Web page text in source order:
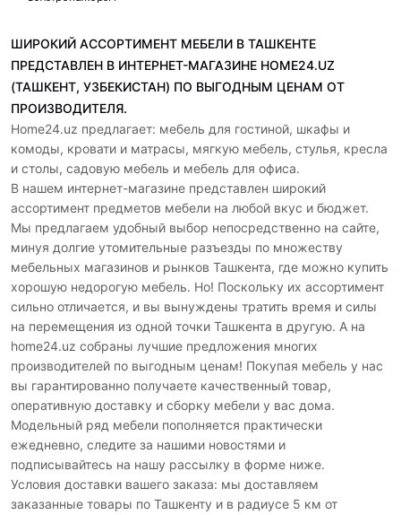
ШИРОКИЙ АССОРТИМЕНТ МЕБЕЛИ В ТАШКЕНТЕ
ПРЕДСТАВЛЕН В ИНТЕРНЕТ-МАГАЗИНЕ HOME24.UZ
(ТАШКЕНТ, УЗБЕКИСТАН) ПО ВЫГОДНЫМ ЦЕНАМ ОТ
ПРОИЗВОДИТЕЛЯ.
Home24.uz предлагает: мебель для гостиной, шкафы и
комоды, кровати и матрасы, мягкую мебель, стулья, кресла
и столы, садовую мебель и мебель для офиса.
В нашем интернет-магазине представлен широкий
ассортимент предметов мебели на любой вкус и бюджет.
Мы предлагаем удобный выбор непосредственно на сайте,
минуя долгие утомительные разъезды по множеству
мебельных магазинов и рынков Ташкента, где можно купить
хорошую недорогую мебель. Но! Поскольку их ассортимент
сильно отличается, и вы вынуждены тратить время и силы
на перемещения из одной точки Ташкента в другую. А на
home24.uz собраны лучшие предложения многих
производителей по выгодным ценам! Покупая мебель у нас
вы гарантированно получаете качественный товар,
оперативную доставку и сборку мебели у вас дома.
Модельный ряд мебели пополняется практически
ежедневно, следите за нашими новостями и
подписывайтесь на нашу рассылку в форме ниже.
Условия доставки вашего заказа: мы доставляем
заказанные товары по Ташкенту и в радиусе 5 км от